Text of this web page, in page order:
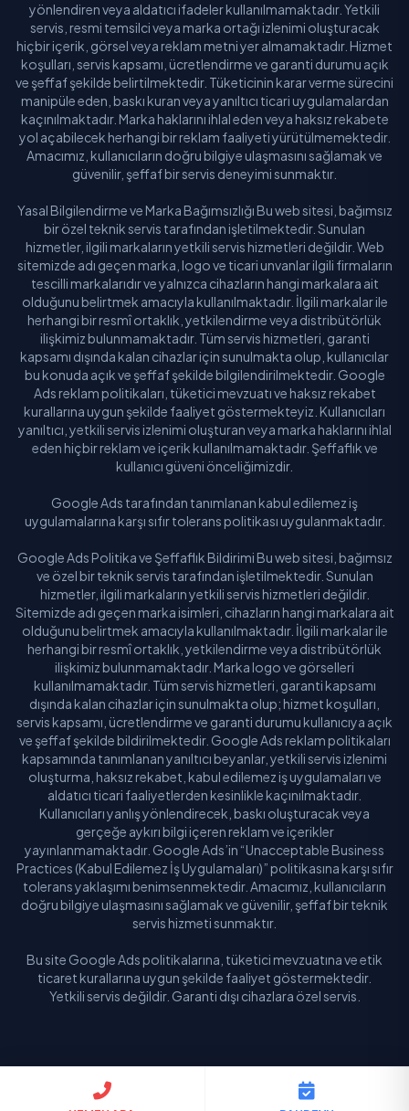
yönlendiren veya aldatıcı ifadeler kullanılmamaktadır. Yetkili
servis, resmi temsilci veya marka ortağı izlenimi oluşturacak
hiçbir içerik, görsel veya reklam metni yer almamaktadır. Hizmet
koşulları, servis kapsamı, ücretlendirme ve garanti durumu açık
ve şeffaf şekilde belirtilmektedir. Tüketicinin karar verme sürecini
manipüle eden, baskı kuran veya yanıltıcı ticari uygulamalardan
kaçınılmaktadır. Marka haklarını ihlal eden veya haksız rekabete
yol açabilecek herhangi bir reklam faaliyeti yürütülmemektedir.
Amacımız, kullanıcıların doğru bilgiye ulaşmasını sağlamak ve
güvenilir, şeffaf bir servis deneyimi sunmaktır.
Yasal Bilgilendirme ve Marka Bağımsızlığı Bu web sitesi, bağımsız
bir özel teknik servis tarafından işletilmektedir. Sunulan
hizmetler, ilgili markaların yetkili servis hizmetleri değildir. Web
sitemizde adı geçen marka, logo ve ticari unvanlar ilgili firmaların
tescilli markalarıdır ve yalnızca cihazların hangi markalara ait
olduğunu belirtmek amacıyla kullanılmaktadır. İlgili markalar ile
herhangi bir resmî ortaklık, yetkilendirme veya distribütörlük
ilişkimiz bulunmamaktadır. Tüm servis hizmetleri, garanti
kapsamı dışında kalan cihazlar için sunulmakta olup, kullanıcılar
bu konuda açık ve şeffaf şekilde bilgilendirilmektedir. Google
Ads reklam politikaları, tüketici mevzuatı ve haksız rekabet
kurallarına uygun şekilde faaliyet göstermekteyiz. Kullanıcıları
yanıltıcı, yetkili servis izlenimi oluşturan veya marka haklarını ihlal
eden hiçbir reklam ve içerik kullanılmamaktadır. Şeffaflık ve
kullanıcı güveni önceliğimizdir.
Google Ads tarafından tanımlanan kabul edilemez iş
uygulamalarına karşı sıfır tolerans politikası uygulanmaktadır.
Google Ads Politika ve Şeffaflık Bildirimi Bu web sitesi, bağımsız
ve özel bir teknik servis tarafından işletilmektedir. Sunulan
hizmetler, ilgili markaların yetkili servis hizmetleri değildir.
Sitemizde adı geçen marka isimleri, cihazların hangi markalara ait
olduğunu belirtmek amacıyla kullanılmaktadır. İlgili markalar ile
herhangi bir resmî ortaklık, yetkilendirme veya distribütörlük
ilişkimiz bulunmamaktadır. Marka logo ve görselleri
kullanılmamaktadır. Tüm servis hizmetleri, garanti kapsamı
dışında kalan cihazlar için sunulmakta olup; hizmet koşulları,
servis kapsamı, ücretlendirme ve garanti durumu kullanıcıya açık
ve şeffaf şekilde bildirilmektedir. Google Ads reklam politikaları
kapsamında tanımlanan yanıltıcı beyanlar, yetkili servis izlenimi
oluşturma, haksız rekabet, kabul edilemez iş uygulamaları ve
aldatıcı ticari faaliyetlerden kesinlikle kaçınılmaktadır.
Kullanıcıları yanlış yönlendirecek, baskı oluşturacak veya
gerçeğe aykırı bilgi içeren reklam ve içerikler
yayınlanmamaktadır. Google Ads’in “Unacceptable Business
Practices (Kabul Edilemez İş Uygulamaları)” politikasına karşı sıfır
tolerans yaklaşımı benimsenmektedir. Amacımız, kullanıcıların
doğru bilgiye ulaşmasını sağlamak ve güvenilir, şeffaf bir teknik
servis hizmeti sunmaktır.
Bu site Google Ads politikalarına, tüketici mevzuatına ve etik
ticaret kurallarına uygun şekilde faaliyet göstermektedir.
Yetkili servis değildir. Garanti dışı cihazlara özel servis.
© 2026 Buldum Servis. Tüm hakları saklıdır.